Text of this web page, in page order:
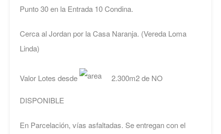
Punto 30 en la Entrada 10 Condina.
Cerca al Jordan por la Casa Naranja. (Vereda Loma
Linda)
Valor Lotes desde 2.300m2 de NO
DISPONIBLE
En Parcelación, vías asfaltadas. Se entregan con el